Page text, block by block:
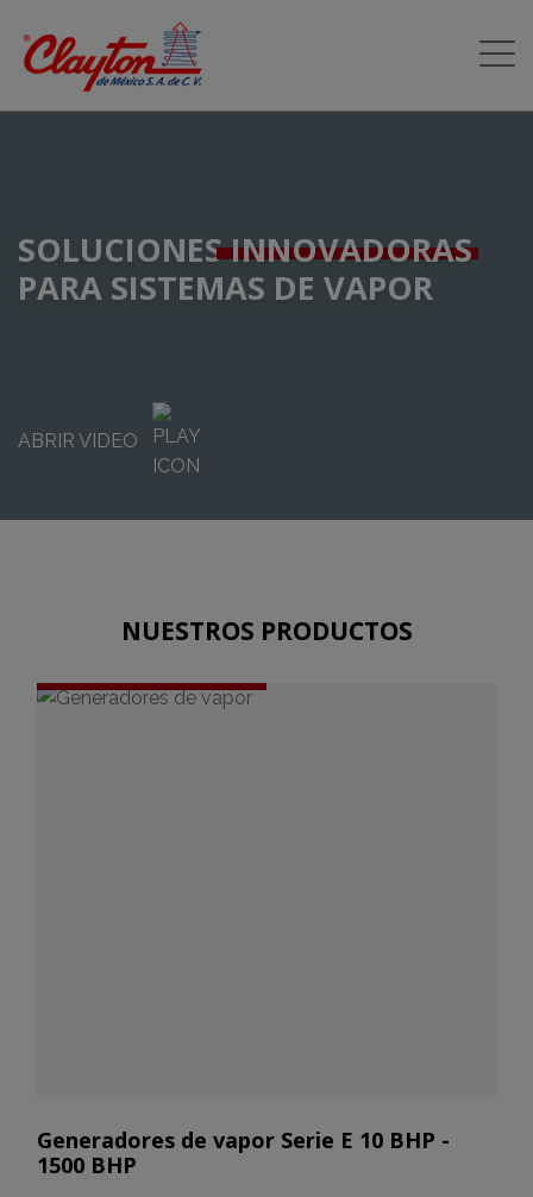
SOLUCIONESINNOVADORAS
PARA SISTEMAS DE VAPOR
ABRIR VIDEO
NUESTROS PRODUCTOS
Generadores de vapor Serie E 10 BHP -
1500 BHP